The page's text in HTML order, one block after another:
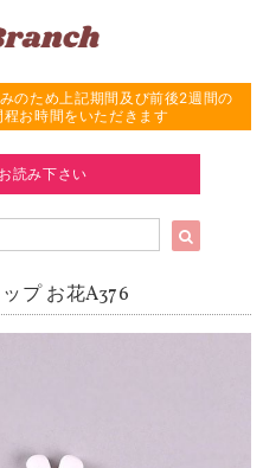
のため上記期間及び前後2週間の
お時間をいただきます
読み下さい
プ お花A376